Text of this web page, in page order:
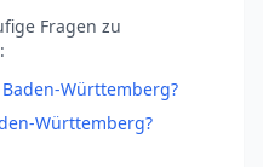
Fragen zu
Württemberg?
Württemberg?